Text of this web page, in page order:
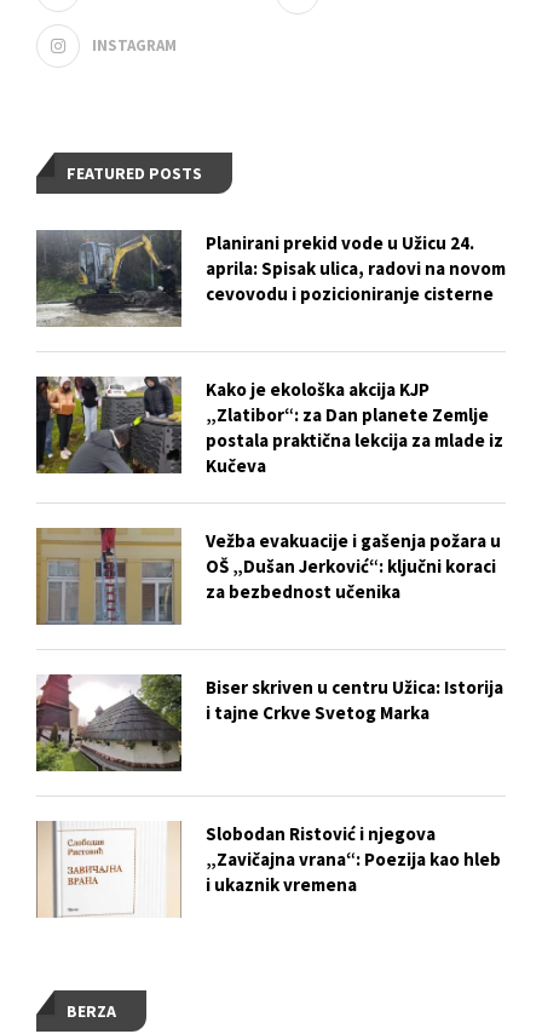
BERZA
INSTAGRAM
FEATURED POSTS
Planirani prekid vode u Užicu 24.
aprila: Spisak ulica, radovi na novom
cevovodu i pozicioniranje cisterne
Kako je ekološka akcija KJP
„Zlatibor“: za Dan planete Zemlje
postala praktična lekcija za mlade iz
Kučeva
Vežba evakuacije i gašenja požara u
OŠ „Dušan Jerković“: ključni koraci
za bezbednost učenika
Biser skriven u centru Užica: Istorija
i tajne Crkve Svetog Marka
Slobodan Ristović i njegova
„Zavičajna vrana“: Poezija kao hleb
i ukaznik vremena